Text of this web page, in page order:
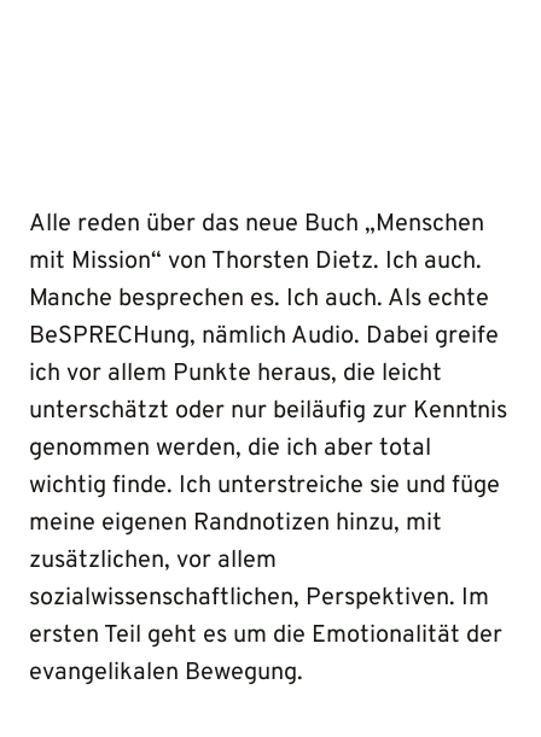
Alle reden über das neue Buch „Menschen
mit Mission“ von Thorsten Dietz. Ich auch.
Manche besprechen es. Ich auch. Als echte
BeSPRECHung, nämlich Audio. Dabei greife
ich vor allem Punkte heraus, die leicht
unterschätzt oder nur beiläufig zur Kenntnis
genommen werden, die ich aber total
wichtig finde. Ich unterstreiche sie und füge
meine eigenen Randnotizen hinzu, mit
zusätzlichen, vor allem
sozialwissenschaftlichen, Perspektiven. Im
ersten Teil geht es um die Emotionalität der
evangelikalen Bewegung.